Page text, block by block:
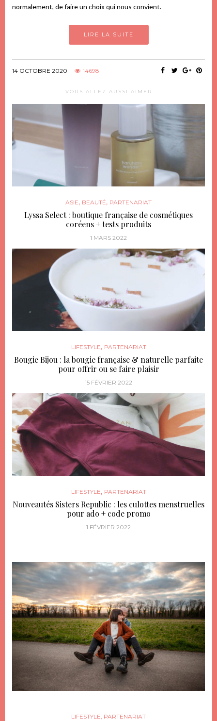
normalement, de faire un choix qui nous convient.
LIRE LA SUITE
14 OCTOBRE 2020 14698
VOUS ALLEZ AUSSI AIMER
ASIE, BEAUTÉ, PARTENARIAT
Lyssa Select : boutique française de cosmétiques
coréens + tests produits
1 MARS 2022
LIFESTYLE, PARTENARIAT
Bougie Bijou : la bougie française & naturelle parfaite
pour offrir ou se faire plaisir
15 FÉVRIER 2022
LIFESTYLE, PARTENARIAT
Nouveautés Sisters Republic : les culottes menstruelles
pour ado + code promo
1 FÉVRIER 2022
LIFESTYLE, PARTENARIAT